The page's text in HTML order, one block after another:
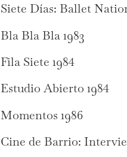
Siete Días: Ballet
Bla Bla Bla 1983
Fila Siete 1984
Estudio Abierto 1984
Momentos 1986
Cine de Barrio: